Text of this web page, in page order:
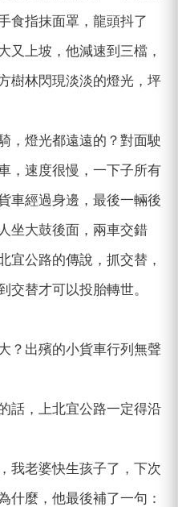
食指抹面罩，龍頭抖了
又上坡，他減速到三檔，
樹林閃現淡淡的燈光，坪
，燈光都遠遠的？對面駛
，速度很慢，一下子所有
車經過身邊，最後一輛後
坐大鼓後面，兩車交錯
宜公路的傳說，抓交替，
交替才可以投胎轉世。
？出殯的小貨車行列無聲
話，上北宜公路一定得沿
我老婆快生孩子了，下次
什麼，他最後補了一句：